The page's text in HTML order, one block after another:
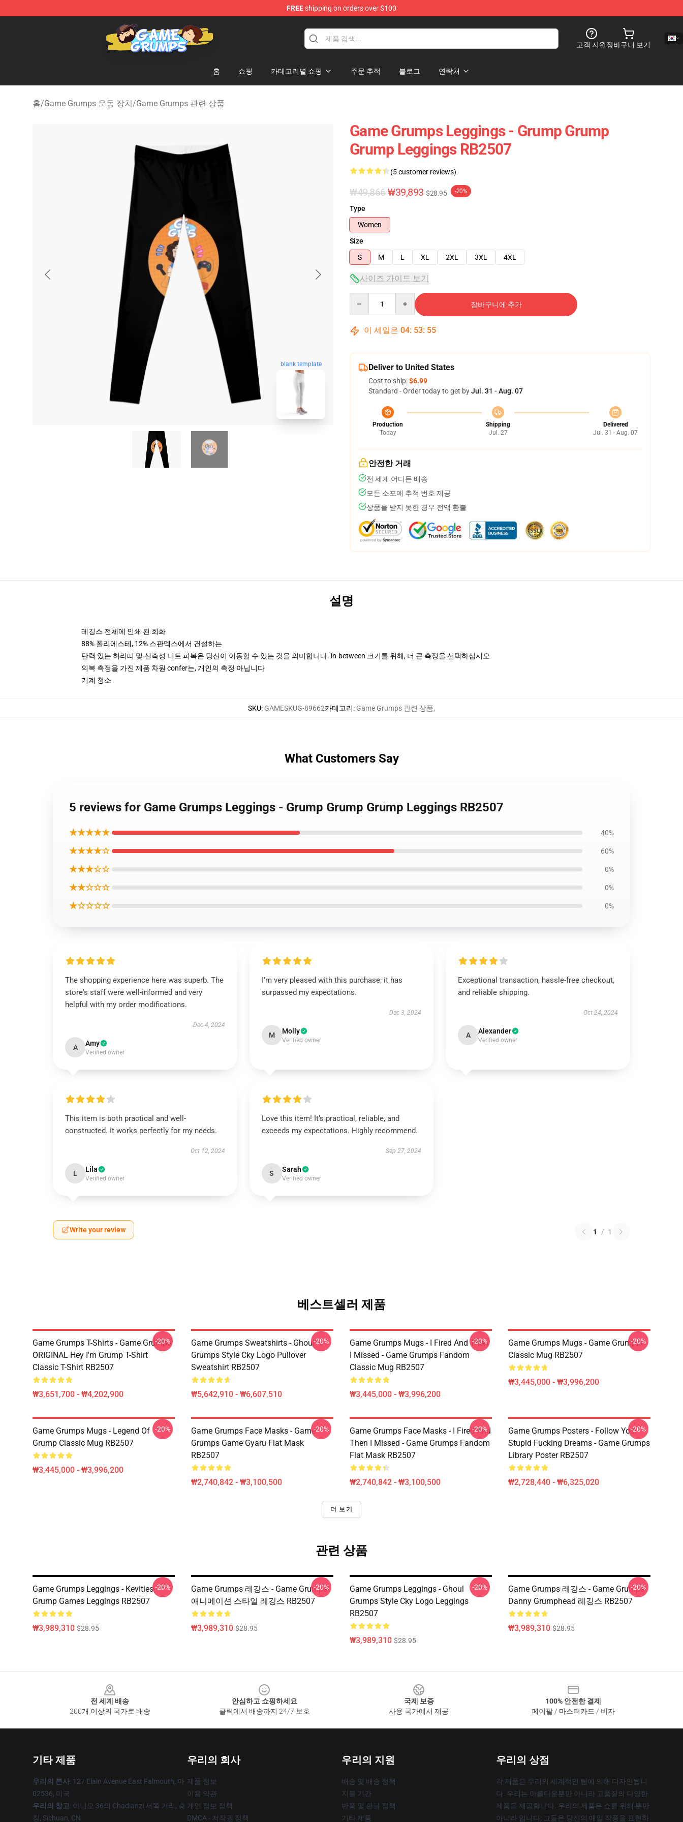
FREEshipping on orders over $100
Game Grumps Shop - Official Game Grumps Merchandise Store
고객 지원장바구니 보기
홈 쇼핑 카테고리별 쇼핑 주문 추적 블로그 연락처
홈/Game Grumps 운동 장치/Game Grumps 관련 상품
blank template
Game Grumps Leggings - Grump Grump
Grump Leggings RB2507
(5 customer reviews)
₩49,866₩39,893 $28.95 -20%
Type
Women
Size
S
M L XL 2XL 3XL 4XL
사이즈 가이드 보기
장바구니에 추가
이 세일은 04: 53: 54
Deliver to United States
Cost to ship:$6.99
Standard - Order today to get byJul. 31 - Aug. 07
Production
Today
Shipping
Jul. 27
Delivered
Jul. 31 - Aug. 07
안전한 거래
전 세계 어디든 배송
모든 소포에 추적 번호 제공
상품을 받지 못한 경우 전액 환불
설명
레깅스 전체에 인쇄 된 회화
88% 폴리에스테, 12% 스판덱스에서 건설하는
탄력 있는 허리띠 및 신축성 니트 피복은 당신이 이동할 수 있는 것을 의미합니다. in-between 크기를 위해, 더 큰 측정을 선택하십시오
의복 측정을 가진 제품 차원 confer는, 개인의 측정 아닙니다
기계 청소
SKU: GAMESKUG-89662카테고리: Game Grumps 관련 상품,
What Customers Say
5 reviews for Game Grumps Leggings - Grump Grump Grump Leggings RB2507
★★★★★ 40%
★★★★☆ 60%
★★★☆☆ 0%
★★☆☆☆ 0%
★☆☆☆☆ 0%
The shopping experience here was superb. The
store's staff were well-informed and very
helpful with my order modifications.
Dec 4, 2024
A Amy
Verified owner
I’m very pleased with this purchase; it has
surpassed my expectations.
Dec 3, 2024
M Molly
Verified owner
Exceptional transaction, hassle-free checkout,
and reliable shipping.
Oct 24, 2024
A Alexander
Verified owner
This item is both practical and well-
constructed. It works perfectly for my needs.
Oct 12, 2024
L Lila
Verified owner
Love this item! It’s practical, reliable, and
exceeds my expectations. Highly recommend.
Sep 27, 2024
S Sarah
Verified owner
Write your review 1 / 1
베스트셀러 제품
Game Grumps T-Shirts - Game Grumps
ORIGINAL Hey I'm Grump T-Shirt
Classic T-Shirt RB2507
₩3,651,700 - ₩4,202,900
-20%
Game Grumps Sweatshirts - Ghoul
Grumps Style Cky Logo Pullover
Sweatshirt RB2507
₩5,642,910 - ₩6,607,510
-20%
Game Grumps Mugs - I Fired And Then
I Missed - Game Grumps Fandom
Classic Mug RB2507
₩3,445,000 - ₩3,996,200
-20%
Game Grumps Mugs - Game Grumps
Classic Mug RB2507
₩3,445,000 - ₩3,996,200
-20%
Game Grumps Mugs - Legend Of
Grump Classic Mug RB2507
₩3,445,000 - ₩3,996,200
-20%
Game Grumps Face Masks - Game
Grumps Game Gyaru Flat Mask
RB2507
₩2,740,842 - ₩3,100,500
-20%
Game Grumps Face Masks - I Fired And
Then I Missed - Game Grumps Fandom
Flat Mask RB2507
₩2,740,842 - ₩3,100,500
-20%
Game Grumps Posters - Follow Your
Stupid Fucking Dreams - Game Grumps
Library Poster RB2507
₩2,728,440 - ₩6,325,020
-20%
더 보기
관련 상품
Game Grumps Leggings - Kevities
Grump Games Leggings RB2507
₩3,989,310 $28.95
-20%
Game Grumps 레깅스 - Game Grumps
애니메이션 스타일 레깅스 RB2507
₩3,989,310 $28.95
-20%
Game Grumps Leggings - Ghoul
Grumps Style Cky Logo Leggings
RB2507
₩3,989,310 $28.95
-20%
Game Grumps 레깅스 - Game Grumps
Danny Grumphead 레깅스 RB2507
₩3,989,310 $28.95
-20%
전 세계 배송
200개 이상의 국가로 배송
안심하고 쇼핑하세요
클릭에서 배송까지 24/7 보호
국제 보증
사용 국가에서 제공
100% 안전한 결제
페이팔 / 마스터카드 / 비자
기타 제품
우리의 본사: 127 Elain Avenue East Falmouth, 마
02536, 미국
우리의 창고: 아니오 36의 Chadianzi 서쪽 거리, 충
칭, Sichuan, CN
우리의 회사
제품 정보
이용 약관
개인 정보 정책
DMCA - 저작권 정책
우리의 지원
배송 및 배송 정책
지불 기간
반품 및 환불 정책
기타 제품
우리의 상점
각 제품은 우리의 세계적인 팀에 의해 디자인됩니
다. 우리는 아름다운뿐만 아니라 고품질의 다양한
제품을 제공합니다. 우리의 제품은 쇼를 위해 뿐만
아니라 입니다; 그들은 당신의 매일 작풍을 표현하